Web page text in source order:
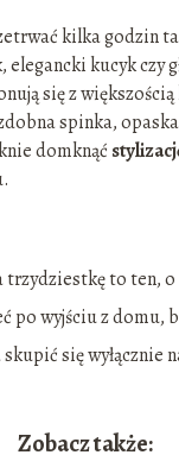
kilka godzin
kucyk czy
się z większością
spinka,
domknąć
trzydziestkę to ten,
po wyjściu z domu,
się wyłącznie
Zobacz także: